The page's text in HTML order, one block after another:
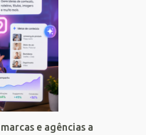
e agências a